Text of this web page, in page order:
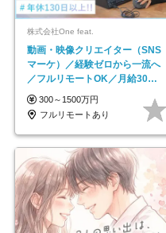
株式会社One feat.
動画・映像クリエイター（SNS
マーケ）／経験ゼロから一流へ
／フルリモートOK／月給30万
円～／年休130日以上
300～1500万円
フルリモートあり